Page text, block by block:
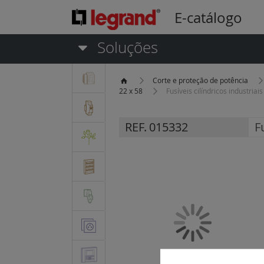
E-catálogo
Soluções
Corte e proteção de potência
22 x 58
Fusíveis cilíndricos
REF. 015332